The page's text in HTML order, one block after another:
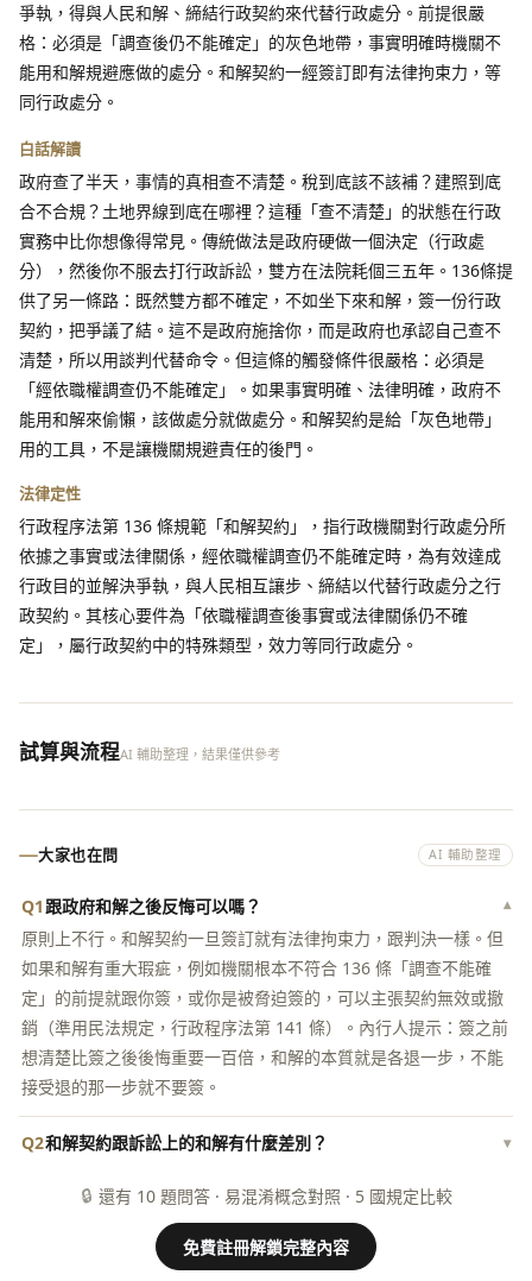
爭執，得與人民和解、締結行政契約來代替行政處分。前提很嚴
格：必須是「調查後仍不能確定」的灰色地帶，事實明確時機關不
能用和解規避應做的處分。和解契約一經簽訂即有法律拘束力，等
同行政處分。
白話解讀
政府查了半天，事情的真相查不清楚。稅到底該不該補？建照到底
合不合規？土地界線到底在哪裡？這種「查不清楚」的狀態在行政
實務中比你想像得常見。傳統做法是政府硬做一個決定（行政處
分），然後你不服去打行政訴訟，雙方在法院耗個三五年。136條提
供了另一條路：既然雙方都不確定，不如坐下來和解，簽一份行政
契約，把爭議了結。這不是政府施捨你，而是政府也承認自己查不
清楚，所以用談判代替命令。但這條的觸發條件很嚴格：必須是
「經依職權調查仍不能確定」。如果事實明確、法律明確，政府不
能用和解來偷懶，該做處分就做處分。和解契約是給「灰色地帶」
用的工具，不是讓機關規避責任的後門。
法律定性
行政程序法第 136 條規範「和解契約」，指行政機關對行政處分所
依據之事實或法律關係，經依職權調查仍不能確定時，為有效達成
行政目的並解決爭執，與人民相互讓步、締結以代替行政處分之行
政契約。其核心要件為「依職權調查後事實或法律關係仍不確
定」，屬行政契約中的特殊類型，效力等同行政處分。
試算與流程AI 輔助整理，結果僅供參考
大家也在問 AI 輔助整理
Q1跟政府和解之後反悔可以嗎？ ▾
原則上不行。和解契約一旦簽訂就有法律拘束力，跟判決一樣。但
如果和解有重大瑕疵，例如機關根本不符合 136 條「調查不能確
定」的前提就跟你簽，或你是被脅迫簽的，可以主張契約無效或撤
銷（準用民法規定，行政程序法第 141 條）。內行人提示：簽之前
想清楚比簽之後後悔重要一百倍，和解的本質就是各退一步，不能
接受退的那一步就不要簽。
Q2和解契約跟訴訟上的和解有什麼差別？ ▾
🔒 還有 10 題問答 · 易混淆概念對照 · 5 國規定比較
免費註冊解鎖完整內容